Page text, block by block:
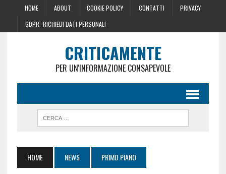
HOME ABOUT COOKIE POLICY CONTATTI
PRIVACY
GDPR -RICHIEDI DATI PERSONALI
CRITICAMENTE
PER UN'INFORMAZIONE CONSAPEVOLE
HOME NEWS PRIMO PIANO